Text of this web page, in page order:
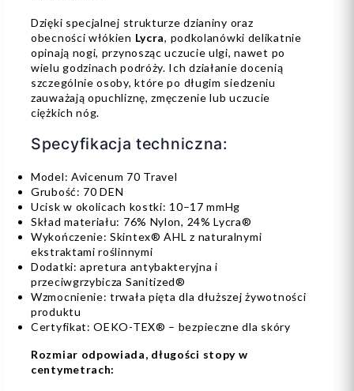
Dzięki specjalnej strukturze dzianiny oraz
obecności włókien Lycra, podkolanówki delikatnie
opinają nogi, przynosząc uczucie ulgi, nawet po
wielu godzinach podróży. Ich działanie docenią
szczególnie osoby, które po długim siedzeniu
zauważają opuchliznę, zmęczenie lub uczucie
ciężkich nóg.
Specyfikacja techniczna:
Model: Avicenum 70 Travel
Grubość: 70 DEN
Ucisk w okolicach kostki: 10–17 mmHg
Skład materiału: 76% Nylon, 24% Lycra®
Wykończenie: Skintex® AHL z naturalnymi
ekstraktami roślinnymi
Dodatki: apretura antybakteryjna i
przeciwgrzybicza Sanitized®
Wzmocnienie: trwała pięta dla dłuższej żywotności
produktu
Certyfikat: OEKO-TEX® – bezpieczne dla skóry
Rozmiar odpowiada, długości stopy w
centymetrach: